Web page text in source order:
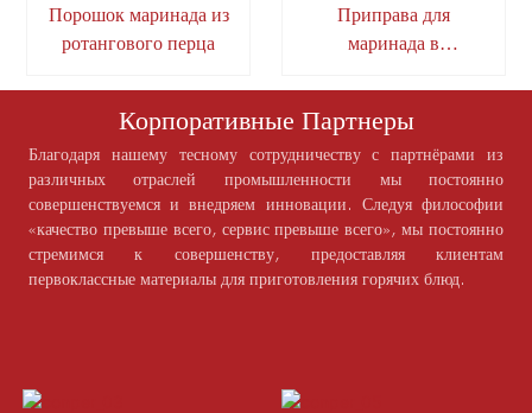
Порошок маринада из
ротангового перца
Приправа для
маринада в
Корпоративные Партнеры
Благодаря нашему тесному сотрудничеству с партнёрами из
различных отраслей промышленности мы постоянно
совершенствуемся и внедряем инновации. Следуя философии
«качество превыше всего, сервис превыше всего», мы постоянно
стремимся к совершенству, предоставляя клиентам
первоклассные материалы для приготовления горячих блюд.